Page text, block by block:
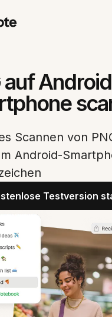
auf
Scannen von
Android-
Testversion